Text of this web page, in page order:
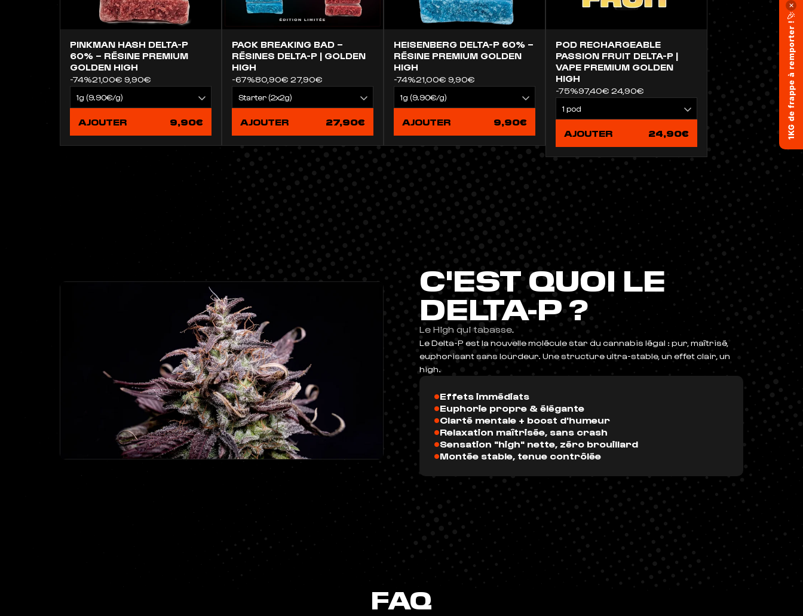
PINKMAN HASH DELTA-P
60% – RÉSINE PREMIUM
GOLDEN HIGH
-74%21,00€ 9,90€
AJOUTER 9,90€
PACK BREAKING BAD –
RÉSINES DELTA-P | GOLDEN
HIGH
-67%80,90€ 27,90€
AJOUTER 27,90€
HEISENBERG DELTA-P 60% –
RÉSINE PREMIUM GOLDEN
HIGH
-74%21,00€ 9,90€
AJOUTER 9,90€
POD RECHARGEABLE
PASSION FRUIT DELTA-P |
VAPE PREMIUM GOLDEN
HIGH
-75%97,40€ 24,90€
AJOUTER 24,90€
C'EST QUOI LE
DELTA-P ?
Le High qui tabasse.
Le Delta-P est la nouvelle molécule star du cannabis légal : pur, maîtrisé,
euphorisant sans lourdeur. Une structure ultra-stable, un effet clair, un
high.
•Effets immédiats
•Euphorie propre & élégante
•Clarté mentale + boost d'humeur
•Relaxation maîtrisée, sans crash
•Sensation "high" nette, zéro brouillard
•Montée stable, tenue contrôlée
FAQ
✕
🎉
1KG de frappe à remporter !